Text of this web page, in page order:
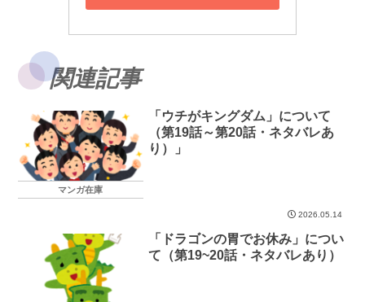
関連記事
マンガ在庫
「ウチがキングダム」について
（第19話～第20話・ネタバレあ
り）」
2026.05.14
「ドラゴンの胃でお休み」につい
て（第19~20話・ネタバレあり）